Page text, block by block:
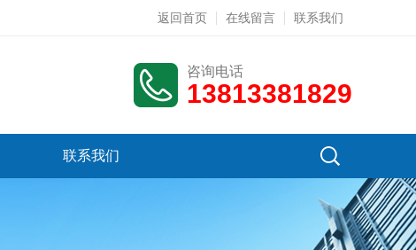
返回首页 在线留言 联系我们
咨询电话
13813381829
联系我们